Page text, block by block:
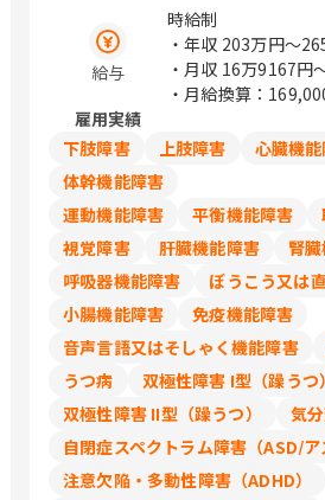
給与
時給制
・年収 203万円〜
・月収 16万9167円
・月給換算：
・年収、月給は週30
雇用実績
下肢障害
上肢障害
心臓機
体幹機能障害
運動機能障害
平衡機能障害
視覚障害
肝臓機能障害
腎
呼吸器機能障害
ぼうこう又は
小腸機能障害
免疫機能障害
音声言語又はそしゃく機能障害
うつ病
双極性障害 I型（躁うつ）
双極性障害 II型（躁うつ）
気
注意欠陥・多動性障害（ADHD）